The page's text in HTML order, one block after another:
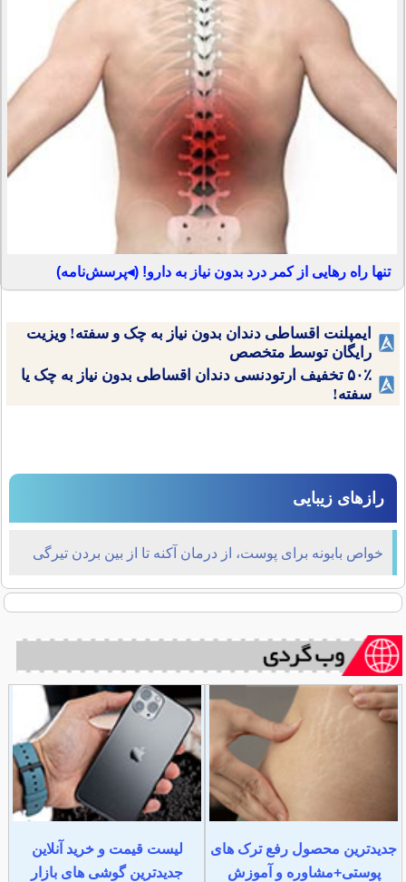
تنها راه رهایی از کمر درد بدون نیاز به دارو! (◂پرسش‌نامه)
ایمپلنت اقساطی دندان بدون نیاز به چک و سفته! ویزیت
رایگان توسط متخصص
۵۰٪ تخفیف ارتودنسی دندان اقساطی بدون نیاز به چک یا
سفته!
رازهای زیبایی
خواص بابونه برای پوست، از درمان آکنه تا از بین بردن تیرگی
دور چشم
جدیدترین محصول رفع ترک های
پوستی+مشاوره و آموزش
لیست قیمت و خرید آنلاین
جدیدترین گوشی های بازار